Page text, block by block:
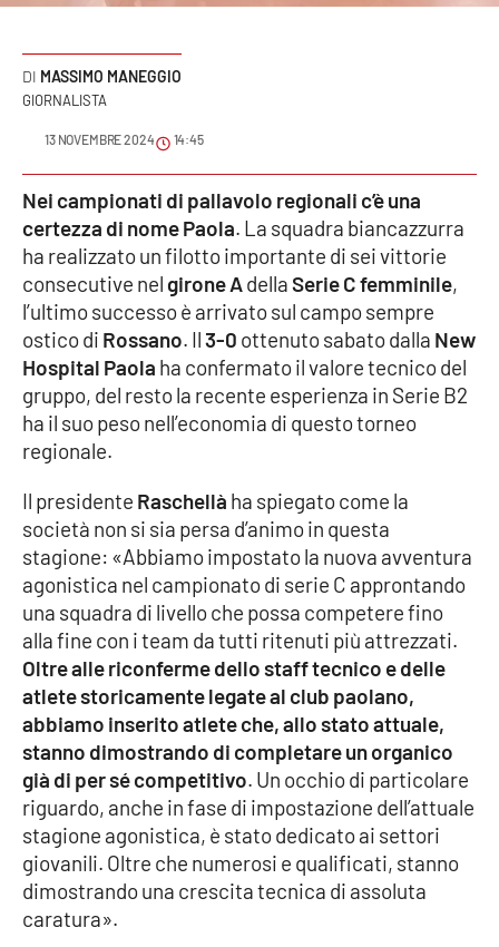
Cultura
Podcast
VIDEO
Ambiente
Cronaca
Cultura
Politica
Sanità
Società
Sport
RUBRICHE
Good Morning Vietnam
Parchi Marini Calabria
MASSIMO MANEGGIO
GIORNALISTA
13 NOVEMBRE 2024 14:45
Nei campionati di pallavolo regionali c’è una
certezza di nome Paola. La squadra biancazzurra
ha realizzato un filotto importante di sei vittorie
consecutive nel girone AdellaSerie C femminile,
l’ultimo successo è arrivato sul campo sempre
ostico di Rossano. Il3-0 ottenuto sabato dalla New
Hospital Paola ha confermato il valore tecnico del
gruppo, del resto la recente esperienza in Serie B2
ha il suo peso nell’economia di questo torneo
regionale.
Il presidente Raschellà ha spiegato come la
società non si sia persa d’animo in questa
stagione: «Abbiamo impostato la nuova avventura
agonistica nel campionato di serie C approntando
una squadra di livello che possa competere fino
alla fine con i team da tutti ritenuti più attrezzati.
Oltre alle riconferme dello staff tecnico e delle
atlete storicamente legate al club paolano,
abbiamo inserito atlete che, allo stato attuale,
stanno dimostrando di completare un organico
già di per sé competitivo. Un occhio di particolare
riguardo, anche in fase di impostazione dell’attuale
stagione agonistica, è stato dedicato ai settori
giovanili. Oltre che numerosi e qualificati, stanno
dimostrando una crescita tecnica di assoluta
caratura».